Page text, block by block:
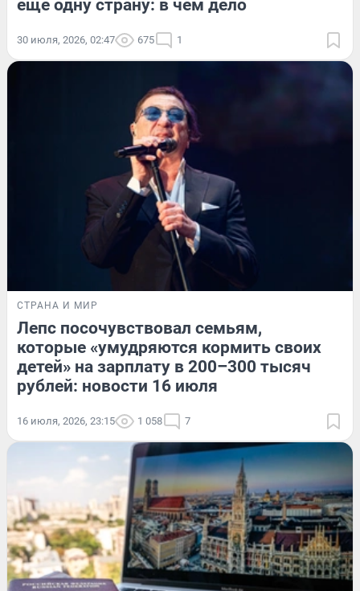
еще одну страну: в чем дело
30 июля, 2026, 02:47 675 1
СТРАНА И МИР
Лепс посочувствовал семьям,
которые «умудряются кормить своих
детей» на зарплату в 200–300 тысяч
рублей: новости 16 июля
16 июля, 2026, 23:15 1 058 7